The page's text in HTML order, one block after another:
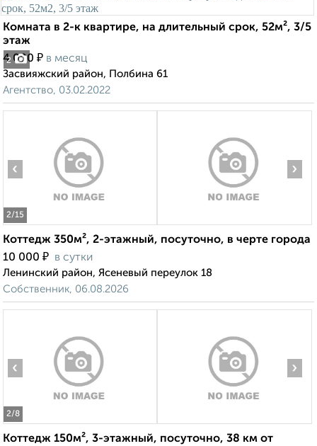
2
Комната в 2-к квартире, на длительный срок, 52м², 3/5
этаж
4 000 ₽ в месяц
Засвияжский район, Полбина 61
Агентство, 03.02.2022
2/15
‹ ›
Коттедж 350м², 2-этажный, посуточно, в черте города
10 000 ₽ в сутки
Ленинский район, Ясеневый переулок 18
Собственник, 06.08.2026
2/8
‹ ›
Коттедж 150м², 3-этажный, посуточно, 38 км от